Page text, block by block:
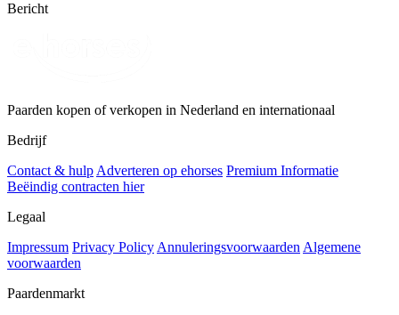
Bericht
Paarden kopen of verkopen in Nederland en internationaal
Bedrijf
Contact & hulpAdverteren op ehorses Premium Informatie
Beëindig contracten hier
Legaal
Impressum Privacy PolicyAnnuleringsvoorwaardenAlgemene
voorwaarden
Paardenmarkt